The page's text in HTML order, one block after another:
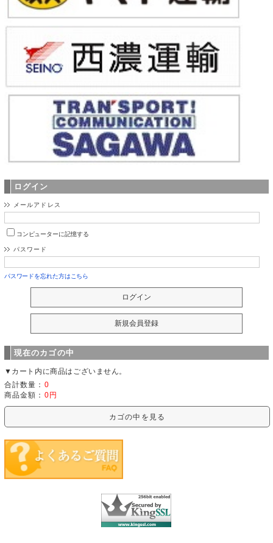
ログイン
メールアドレス
コンピューターに記憶する
パスワード
パスワードを忘れた方はこちら
現在のカゴの中
▼カート内に商品はございません。
合計数量： 0
商品金額： 0円
カゴの中を見る